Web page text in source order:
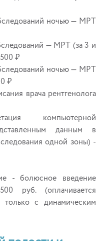
ночью — МРТ
— МРТ (за 3 и
₽
ночью — МРТ
₽
врача рентгенолога
компьютерной
данным в
одной зоны) -
- болюсное введение
руб. (оплачивается
только с динамическим